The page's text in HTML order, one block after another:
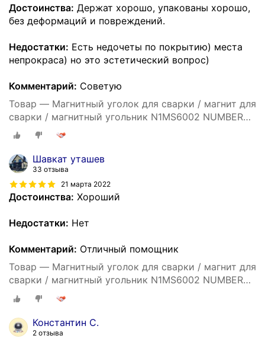
Достоинства: Держат хорошо, упакованы хорошо,
без деформаций и повреждений.
Недостатки: Есть недочеты по покрытию) места
непрокраса) но это эстетический вопрос)
Комментарий: Советую
Товар — Магнитный уголок для сварки / магнит для
сварки / магнитный угольник N1MS6002 NUMBER
ONE 11 кг, угол 45, 90, 135 град.
Шавкат уташев
33 отзыва
21 марта 2022
Достоинства: Хороший
Недостатки: Нет
Комментарий: Отличный помощник
Товар — Магнитный уголок для сварки / магнит для
сварки / магнитный угольник N1MS6002 NUMBER
ONE 11 кг, угол 45, 90, 135 град.
Константин С.
2 отзыва